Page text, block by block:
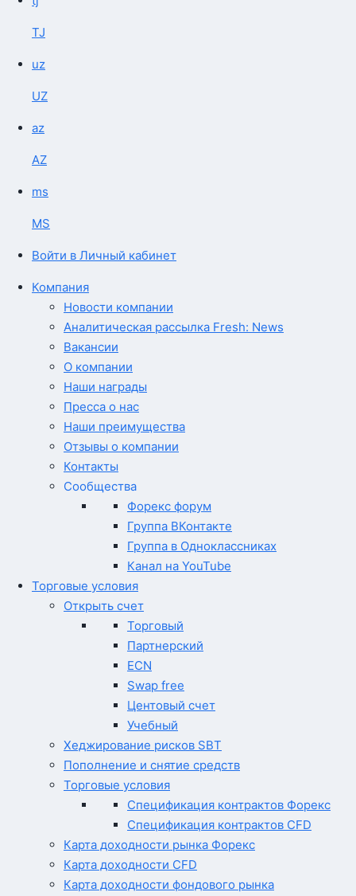
TJ
uz
UZ
az
AZ
ms
MS
Войти в Личный кабинет
Компания
Новости компании
Аналитическая рассылка Fresh: News
Вакансии
О компании
Наши награды
Пресса о нас
Наши преимущества
Отзывы о компании
Контакты
Сообщества
Форекс форум
Группа ВКонтакте
Группа в Одноклассниках
Канал на YouTube
Торговые условия
Открыть счет
Торговый
Партнерский
ECN
Swap free
Центовый счет
Учебный
Хеджирование рисков SBT
Пополнение и снятие средств
Торговые условия
Спецификация контрактов Форекс
Спецификация контрактов CFD
Карта доходности рынка Форекс
Карта доходности CFD
Карта доходности фондового рынка